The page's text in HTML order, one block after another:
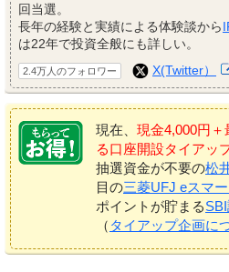
回当選。
長年の経験と実績による体験談から
は22年で投資全般にも詳しい。
2.4万人のフォロワー X(Twitter）
現在、 現金4,000円＋
る口座開設タイアッ
抽選資金が不要の松
目の三菱UFJ eスマ
ポイントが貯まる
（ タイアップ企画に